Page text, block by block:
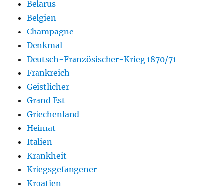
Belarus
Belgien
Champagne
Denkmal
Deutsch-Französischer-Krieg 1870/71
Frankreich
Geistlicher
Grand Est
Griechenland
Heimat
Italien
Krankheit
Kriegsgefangener
Kroatien